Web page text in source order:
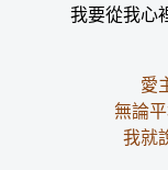
我要從我心
愛
無論
我就